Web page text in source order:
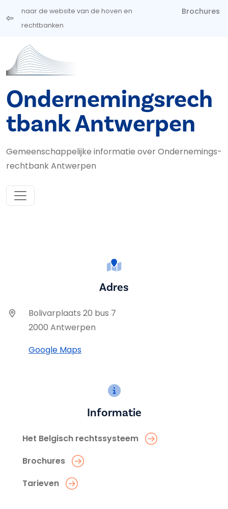
Overslaan en naar de inhoud gaan
naar de website van de hoven en
rechtbanken
Brochures
Ondernemingsrech
tbank Antwerpen
Gemeenschappelijke informatie over Ondernemings­
rechtbank Antwerpen
Adres
Bolivarplaats 20 bus 7
2000 Antwerpen
Google Maps
Informatie
Het Belgisch rechtssysteem
Brochures
Tarieven